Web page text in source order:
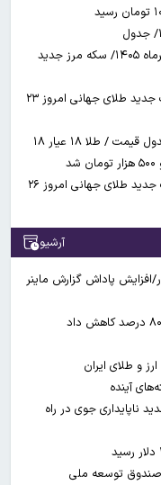
قیمت زمان بازگشایی طلا و سکه امروز ۲۳ تیرماه ۱۴۰۵/ سکه مرز جدید
طلا در پایین‌ترین سطح قیمتی ایستاد/ قیمت جدید طلای جهانی امروز ۲۳
آخرین قیمت طلا و سکه ۲۷ تیرماه ۱۴۰۵+ جدول قیمت / طلا ۱۸ عیار ۱۸
بزرگ‌ترین کاهش قیمت طلا رقم خورد/ قیمت جدید طلای جهانی امروز ۲۶
آرشیو
پاداش گزارش ماینر
و طلای ایران
آینده
موج جدید ناپایداری جوی در راه